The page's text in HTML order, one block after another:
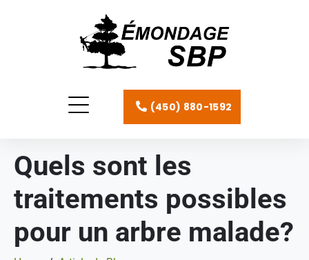
(450) 880-1592
Quels sont les
traitements possibles
pour un arbre malade?